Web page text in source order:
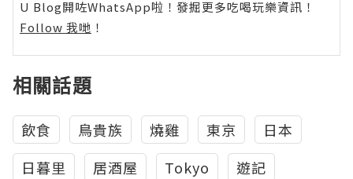
U Blog開咗WhatsApp啦！發掘更多吃喝玩樂資訊！
Follow 我哋 ！
相關話題
飲食 鳥貴族 燒雞 東京
日本
日暮里
居酒屋 Tokyo
遊記